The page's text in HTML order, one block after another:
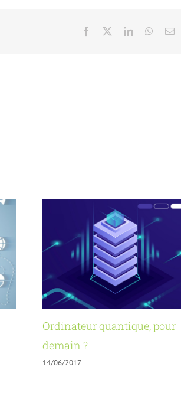
Facebook LinkedIn
Ordinateur quantique, pour
demain ?
14/06/2017